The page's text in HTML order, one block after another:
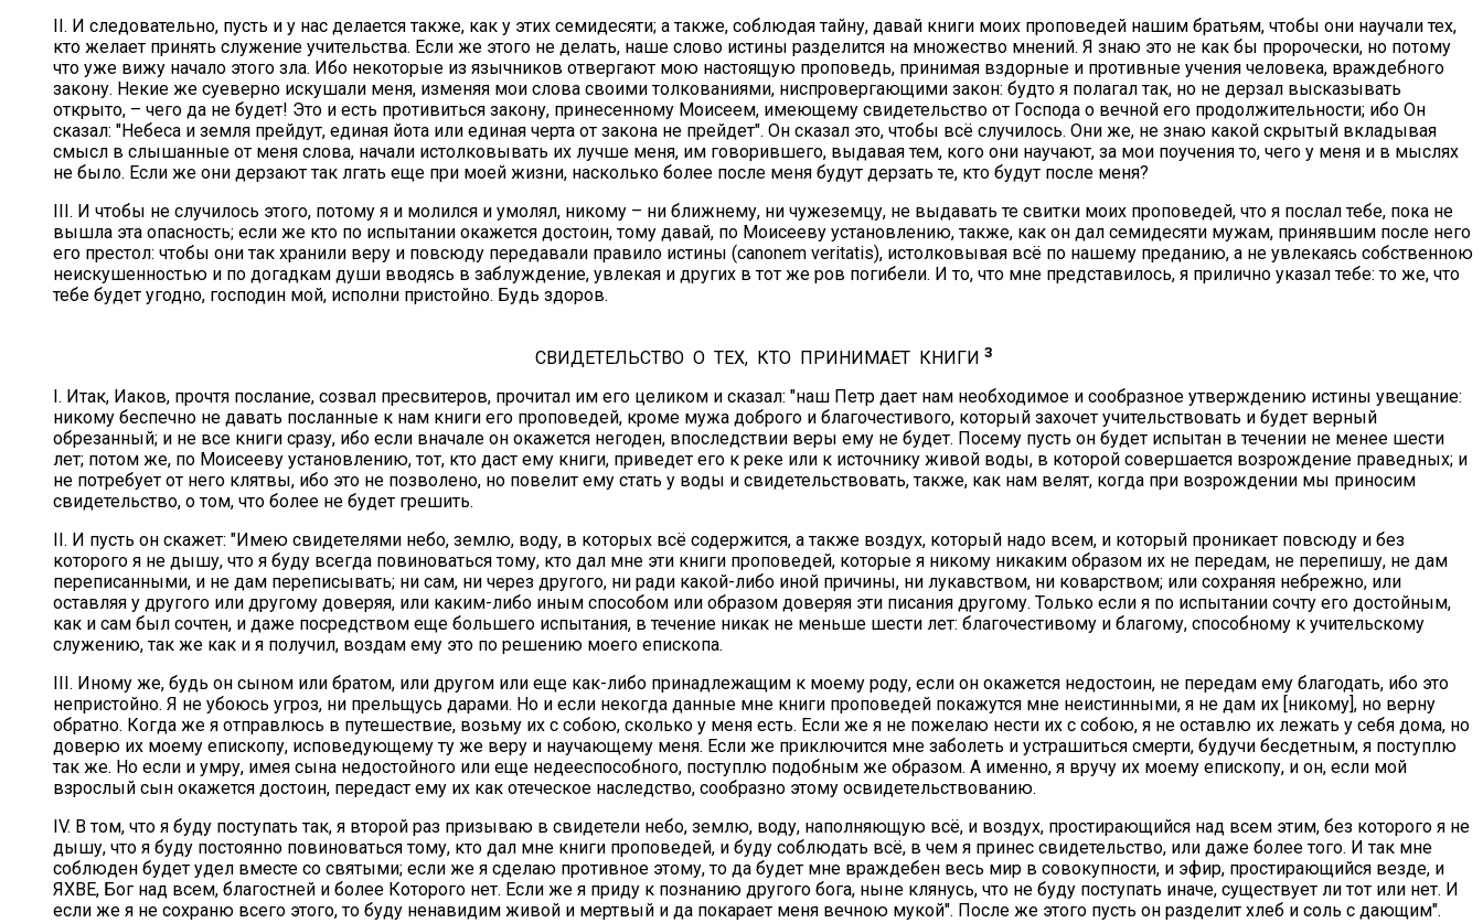
II. И следовательно, пусть и у нас делается также, как у этих семидесяти; а также, соблюдая тайну, давай книги моих проповедей нашим братьям, чтобы они научали тех,
кто желает принять служение учительства. Если же этого не делать, наше слово истины разделится на множество мнений. Я знаю это не как бы пророчески, но потому
что уже вижу начало этого зла. Ибо некоторые из язычников отвергают мою настоящую проповедь, принимая вздорные и противные учения человека, враждебного
закону. Некие же суеверно искушали меня, изменяя мои слова своими толкованиями, ниспровергающими закон: будто я полагал так, но не дерзал высказывать
открыто, – чего да не будет! Это и есть противиться закону, принесенному Моисеем, имеющему свидетельство от Господа о вечной его продолжительности; ибо Он
сказал: "Небеса и земля прейдут, единая йота или единая черта от закона не прейдет". Он сказал это, чтобы всё случилось. Они же, не знаю какой скрытый вкладывая
смысл в слышанные от меня слова, начали истолковывать их лучше меня, им говорившего, выдавая тем, кого они научают, за мои поучения то, чего у меня и в мыслях
не было. Если же они дерзают так лгать еще при моей жизни, насколько более после меня будут дерзать те, кто будут после меня?
III. И чтобы не случилось этого, потому я и молился и умолял, никому – ни ближнему, ни чужеземцу, не выдавать те свитки моих проповедей, что я послал тебе, пока не
вышла эта опасность; если же кто по испытании окажется достоин, тому давай, по Моисееву установлению, также, как он дал семидесяти мужам, принявшим после него
его престол: чтобы они так хранили веру и повсюду передавали правило истины (canonem veritatis), истолковывая всё по нашему преданию, а не увлекаясь собственною
неискушенностью и по догадкам души вводясь в заблуждение, увлекая и других в тот же ров погибели. И то, что мне представилось, я прилично указал тебе: то же, что
тебе будет угодно, господин мой, исполни пристойно. Будь здоров.
СВИДЕТЕЛЬСТВО О ТЕХ, КТО ПРИНИМАЕТ КНИГИ 3
I. Итак, Иаков, прочтя послание, созвал пресвитеров, прочитал им его целиком и сказал: "наш Петр дает нам необходимое и сообразное утверждению истины увещание:
никому беспечно не давать посланные к нам книги его проповедей, кроме мужа доброго и благочестивого, который захочет учительствовать и будет верный
обрезанный; и не все книги сразу, ибо если вначале он окажется негоден, впоследствии веры ему не будет. Посему пусть он будет испытан в течении не менее шести
лет; потом же, по Моисееву установлению, тот, кто даст ему книги, приведет его к реке или к источнику живой воды, в которой совершается возрождение праведных; и
не потребует от него клятвы, ибо это не позволено, но повелит ему стать у воды и свидетельствовать, также, как нам велят, когда при возрождении мы приносим
свидетельство, о том, что более не будет грешить.
II. И пусть он скажет: "Имею свидетелями небо, землю, воду, в которых всё содержится, а также воздух, который надо всем, и который проникает повсюду и без
которого я не дышу, что я буду всегда повиноваться тому, кто дал мне эти книги проповедей, которые я никому никаким образом их не передам, не перепишу, не дам
переписанными, и не дам переписывать; ни сам, ни через другого, ни ради какой-либо иной причины, ни лукавством, ни коварством; или сохраняя небрежно, или
оставляя у другого или другому доверяя, или каким-либо иным способом или образом доверяя эти писания другому. Только если я по испытании сочту его достойным,
как и сам был сочтен, и даже посредством еще большего испытания, в течение никак не меньше шести лет: благочестивому и благому, способному к учительскому
служению, так же как и я получил, воздам ему это по решению моего епископа.
III. Иному же, будь он сыном или братом, или другом или еще как-либо принадлежащим к моему роду, если он окажется недостоин, не передам ему благодать, ибо это
непристойно. Я не убоюсь угроз, ни прельщусь дарами. Но и если некогда данные мне книги проповедей покажутся мне неистинными, я не дам их [никому], но верну
обратно. Когда же я отправлюсь в путешествие, возьму их с собою, сколько у меня есть. Если же я не пожелаю нести их с собою, я не оставлю их лежать у себя дома, но
доверю их моему епископу, исповедующему ту же веру и научающему меня. Если же приключится мне заболеть и устрашиться смерти, будучи бесдетным, я поступлю
так же. Но если и умру, имея сына недостойного или еще недееспособного, поступлю подобным же образом. А именно, я вручу их моему епископу, и он, если мой
взрослый сын окажется достоин, передаст ему их как отеческое наследство, сообразно этому освидетельствованию.
IV. В том, что я буду поступать так, я второй раз призываю в свидетели небо, землю, воду, наполняющую всё, и воздух, простирающийся над всем этим, без которого я не
дышу, что я буду постоянно повиноваться тому, кто дал мне книги проповедей, и буду соблюдать всё, в чем я принес свидетельство, или даже более того. И так мне
соблюден будет удел вместе со святыми; если же я сделаю противное этому, то да будет мне враждебен весь мир в совокупности, и эфир, простирающийся везде, и
ЯХВЕ, Бог над всем, благостней и более Которого нет. Если же я приду к познанию другого бога, ныне клянусь, что не буду поступать иначе, существует ли тот или нет. И
если же я не сохраню всего этого, то буду ненавидим живой и мертвый и да покарает меня вечною мукой". После же этого пусть он разделит хлеб и соль с дающим".